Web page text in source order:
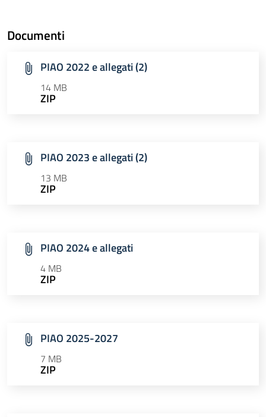
Documenti
PIAO 2022 e allegati (2)
14 MB
ZIP
PIAO 2023 e allegati (2)
13 MB
ZIP
PIAO 2024 e allegati
4 MB
ZIP
PIAO 2025-2027
7 MB
ZIP